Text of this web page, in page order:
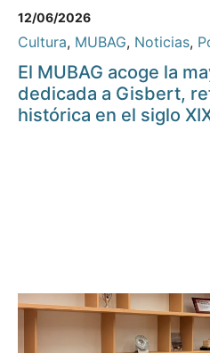
12/06/2026
Cultura, MUBAG, Noticias,
El MUBAG acoge la
dedicada a Gisbert,
histórica en el siglo